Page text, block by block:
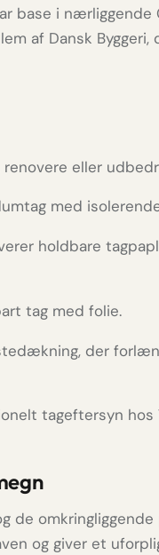
base i
af Dansk
eller
med
holdbare
tag med folie.
der
tageftersyn hos
de
og giver et